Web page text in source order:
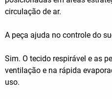
circulação de ar.
A peça ajuda no controle do
Sim. O tecido respirável e as
ventilação e na rápida
uso.